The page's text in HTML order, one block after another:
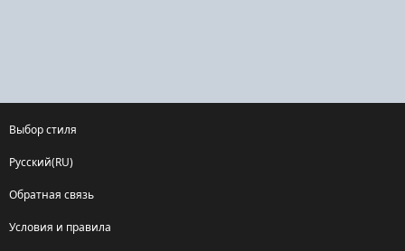
Выбор стиля
Русский(RU)
Обратная связь
Условия и правила